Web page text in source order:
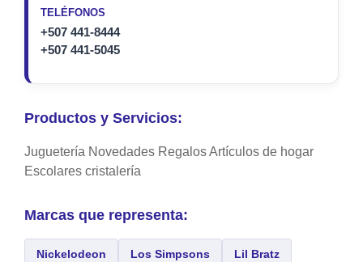
TELÉFONOS
+507 441-8444
+507 441-5045
Productos y Servicios:
Juguetería Novedades Regalos Artículos de hogar
Escolares cristalería
Marcas que representa:
Nickelodeon Los Simpsons Lil Bratz